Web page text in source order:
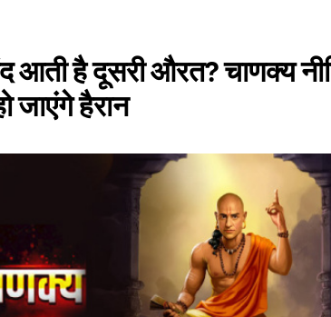
आती है दूसरी औरत? चाणक्य
जाएंगे हैरान